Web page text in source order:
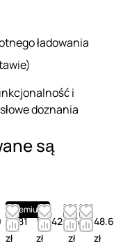
ładowania
i
doznania
są
Premium
57.81
zł
66.42
zł
44.28
zł
zł